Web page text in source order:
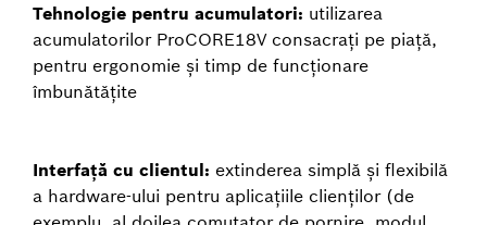
Tehnologie pentru acumulatori: utilizarea
acumulatorilor ProCORE18V consacrați pe piață,
pentru ergonomie și timp de funcționare
îmbunătățite
Interfață cu clientul: extinderea simplă și flexibilă
a hardware-ului pentru aplicațiile clienților (de